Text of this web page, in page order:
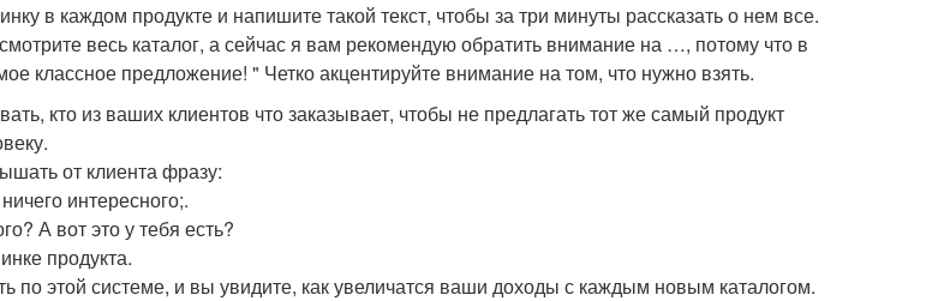
в каждом продукте и напишите такой текст, чтобы за три минуты рассказать о нем все.
весь каталог, а сейчас я вам рекомендую обратить внимание на …, потому что в
классное предложение! " Четко акцентируйте внимание на том, что нужно взять.
кто из ваших клиентов что заказывает, чтобы не предлагать тот же самый продукт
от клиента фразу:
интересного;.
А вот это у тебя есть?
продукта.
по этой системе, и вы увидите, как увеличатся ваши доходы с каждым новым каталогом.